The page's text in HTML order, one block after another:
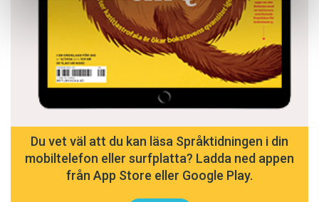
Du vet väl att du kan läsa Språktidningen i din
mobiltelefon eller surfplatta? Ladda ned appen
från App Store eller Google Play.